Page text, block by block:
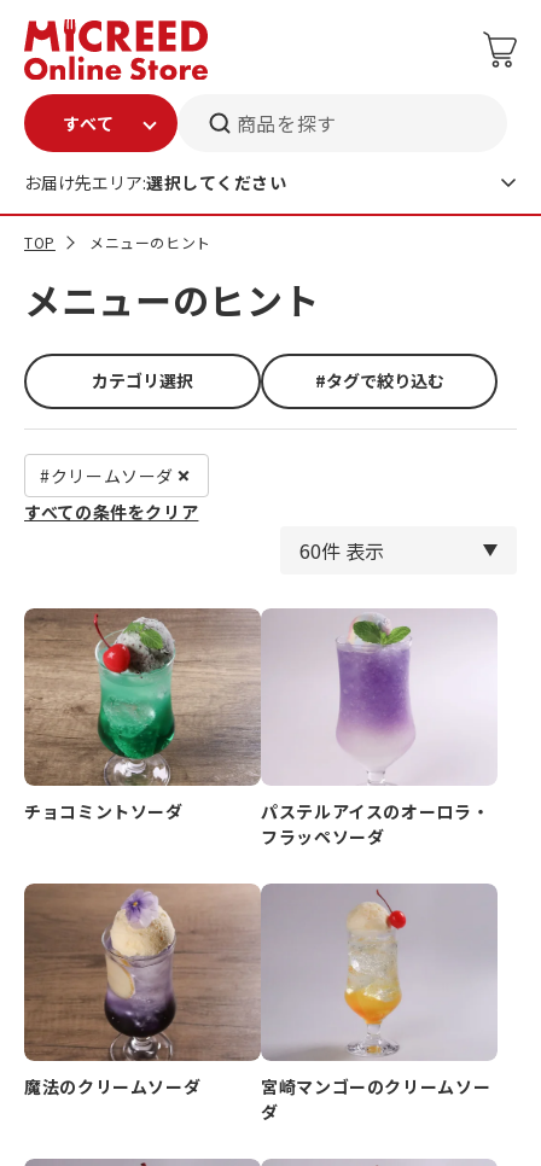
商品を探す
お届け先エリア:選択してください
TOP メニューのヒント
メニューのヒント
カテゴリ選択 #タグで絞り込む
#クリームソーダ
すべての条件をクリア
チョコミントソーダ
パステルアイスのオーロラ・
フラッペソーダ
魔法のクリームソーダ
宮崎マンゴーのクリームソー
ダ